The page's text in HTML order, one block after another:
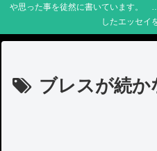
や思った事を徒然に書いています。
したエッセイ
ブレスが続か